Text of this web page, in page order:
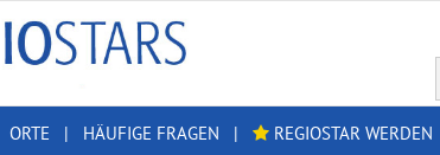
ORTE | HÄUFIGE FRAGEN | REGIOSTAR WERDEN